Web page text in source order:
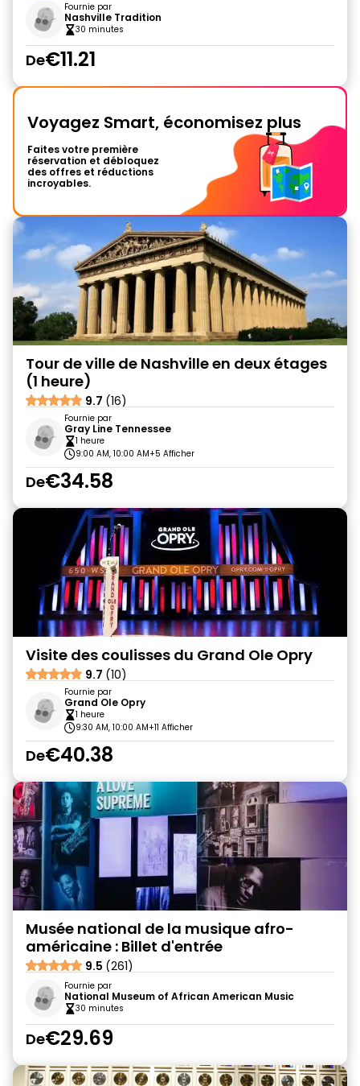
Fournie par
Nashville Tradition
30 minutes
De€11.21
Voyagez Smart, économisez plus
Faites votre première
réservation et débloquez
des offres et réductions
incroyables.
Tour de ville de Nashville en deux étages
(1 heure)
9.7 (16)
Fournie par
Gray Line Tennessee
1 heure
9:00 AM, 10:00 AM+5 Afficher
De€34.58
Visite des coulisses du Grand Ole Opry
9.7 (10)
Fournie par
Grand Ole Opry
1 heure
9:30 AM, 10:00 AM+11 Afficher
De€40.38
Musée national de la musique afro-
américaine : Billet d'entrée
9.5 (261)
Fournie par
National Museum of African American Music
30 minutes
De€29.69